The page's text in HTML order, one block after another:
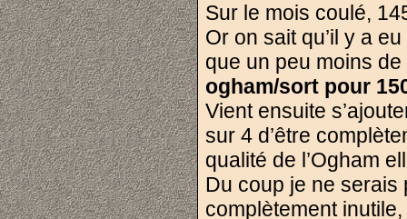
Sur le mois coulé,
Or on sait qu’il y a
que un peu moins
ogham/sort pour
Vient ensuite
sur 4 d’être
qualité de l’Ogham
Du coup je ne serais
complètement